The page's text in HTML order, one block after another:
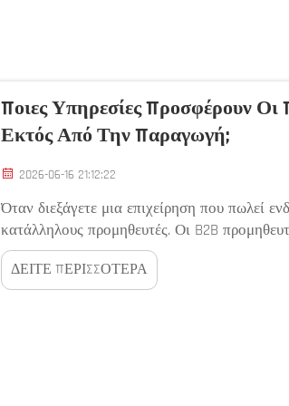
Ποιες Υπηρεσίες Προσφέρουν
Εκτός Από Την Παραγωγή;
2026-06-16 21:12:22
Όταν διεξάγετε μια επιχείρηση που πωλεί
κατάλληλους προμηθευτές. Οι B2B
εταιρείες όπως η Bizarre όχι μόνο να
χρήσιμες υπηρεσίες. Αυτές οι υπηρεσίες
ΔΕΙΤΕ ΠΕΡΙΣΣΟΤΕΡΑ